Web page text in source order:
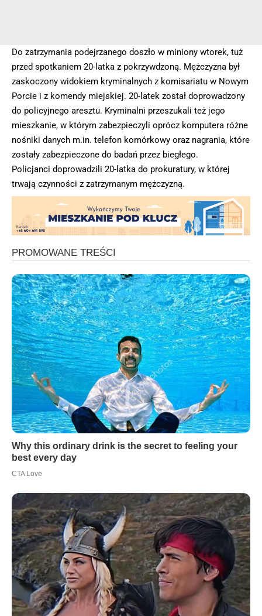
Do zatrzymania podejrzanego doszło w miniony wtorek, tuż
przed spotkaniem 20-latka z pokrzywdzoną. Mężczyzna był
zaskoczony widokiem kryminalnych z komisariatu w Nowym
Porcie i z komendy miejskiej. 20-latek został doprowadzony
do policyjnego aresztu. Kryminalni przeszukali też jego
mieszkanie, w którym zabezpieczyli oprócz komputera różne
nośniki danych m.in. telefon komórkowy oraz nagrania, które
zostały zabezpieczone do badań przez biegłego.
Policjanci doprowadzili 20-latka do prokuratury, w której
trwają czynności z zatrzymanym mężczyzną.